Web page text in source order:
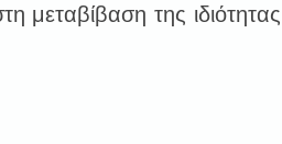
μεταβίβαση της ιδιότητας